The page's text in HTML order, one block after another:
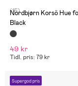
(15)
Nordbjørn Korsö Hue
Black
49 kr
Tidl. pris: 79 kr
Supergod pris